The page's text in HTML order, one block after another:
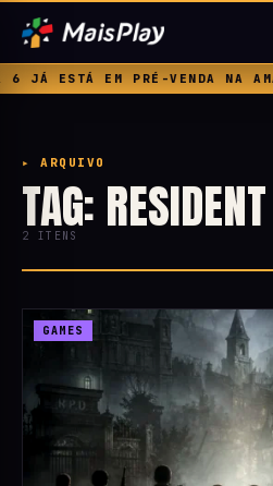
ESTÁ EM PRÉ-VENDA NA
▸ ARQUIVO
TAG:
2 ITENS
GAMES